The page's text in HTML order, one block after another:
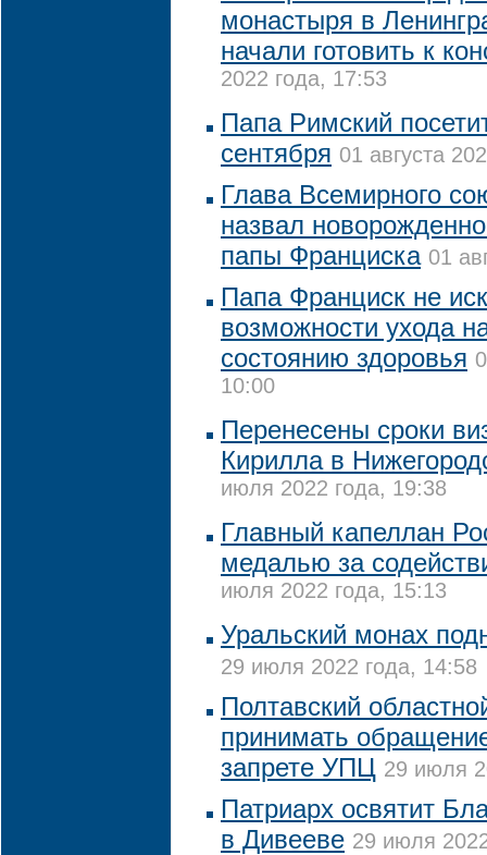
монастыря в
начали готовить к
2022 года, 17:53
Папа Римский
сентября 01 августа
Глава Всемирного
назвал
папы Франциска 01
Папа Франциск не
возможности ухода
состоянию здоровья
10:00
Перенесены сроки
Кирилла в
июля 2022 года, 19:38
Главный капеллан
медалью за
июля 2022 года, 15:13
Уральский монах
29 июля 2022 года, 14:58
Полтавский
принимать
запрете УПЦ 29 июля
Патриарх освятит
в Дивееве 29 июля